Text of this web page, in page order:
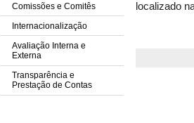
Comissões e Comitês
Internacionalização
Avaliação Interna e
Externa
Transparência e
Prestação de Contas
localizado